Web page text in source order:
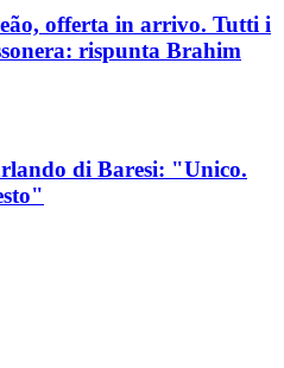
offerta in arrivo. Tutti i
rispunta Brahim
di Baresi: "Unico.